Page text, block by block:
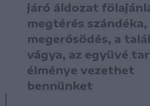
járó áldozat
megtérés szándéka,
megerősödés, a
vágya, az együvé
élménye vezethet
bennünket